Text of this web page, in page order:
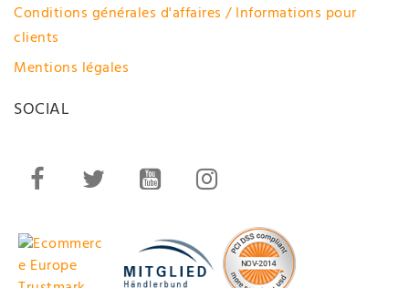
Conditions générales d'affaires / Informations pour
clients
Mentions légales
SOCIAL